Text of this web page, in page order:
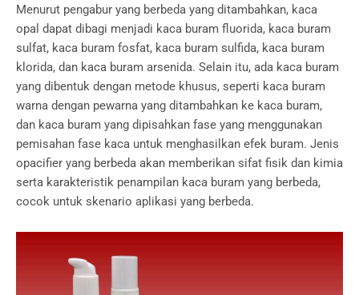
Menurut pengabur yang berbeda yang ditambahkan, kaca
opal dapat dibagi menjadi kaca buram fluorida, kaca buram
sulfat, kaca buram fosfat, kaca buram sulfida, kaca buram
klorida, dan kaca buram arsenida. Selain itu, ada kaca buram
yang dibentuk dengan metode khusus, seperti kaca buram
warna dengan pewarna yang ditambahkan ke kaca buram,
dan kaca buram yang dipisahkan fase yang menggunakan
pemisahan fase kaca untuk menghasilkan efek buram. Jenis
opacifier yang berbeda akan memberikan sifat fisik dan kimia
serta karakteristik penampilan kaca buram yang berbeda,
cocok untuk skenario aplikasi yang berbeda.